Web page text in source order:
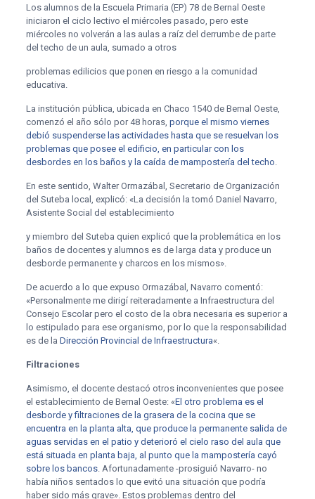
Los alumnos de la Escuela Primaria (EP) 78 de Bernal Oeste
iniciaron el ciclo lectivo el miércoles pasado, pero este
miércoles no volverán a las aulas a raíz del derrumbe de parte
del techo de un aula, sumado a otros
problemas edilicios que ponen en riesgo a la comunidad
educativa.
La institución pública, ubicada en Chaco 1540 de Bernal Oeste,
comenzó el año sólo por 48 horas, porque el mismo viernes
debió suspenderse las actividades hasta que se resuelvan los
problemas que posee el edificio, en particular con los
desbordes en los baños y la caída de mampostería del techo.
En este sentido, Walter Ormazábal, Secretario de Organización
del Suteba local, explicó: «La decisión la tomó Daniel Navarro,
Asistente Social del establecimiento
y miembro del Suteba quien explicó que la problemática en los
baños de docentes y alumnos es de larga data y produce un
desborde permanente y charcos en los mismos».
De acuerdo a lo que expuso Ormazábal, Navarro comentó:
«Personalmente me dirigí reiteradamente a Infraestructura del
Consejo Escolar pero el costo de la obra necesaria es superior a
lo estipulado para ese organismo, por lo que la responsabilidad
es de la Dirección Provincial de Infraestructura«.
Filtraciones
Asimismo, el docente destacó otros inconvenientes que posee
el establecimiento de Bernal Oeste: «El otro problema es el
desborde y filtraciones de la grasera de la cocina que se
encuentra en la planta alta, que produce la permanente salida de
aguas servidas en el patio y deterioró el cielo raso del aula que
está situada en planta baja, al punto que la mampostería cayó
sobre los bancos. Afortunadamente -prosiguió Navarro- no
había niños sentados lo que evitó una situación que podría
haber sido más grave». Estos problemas dentro del